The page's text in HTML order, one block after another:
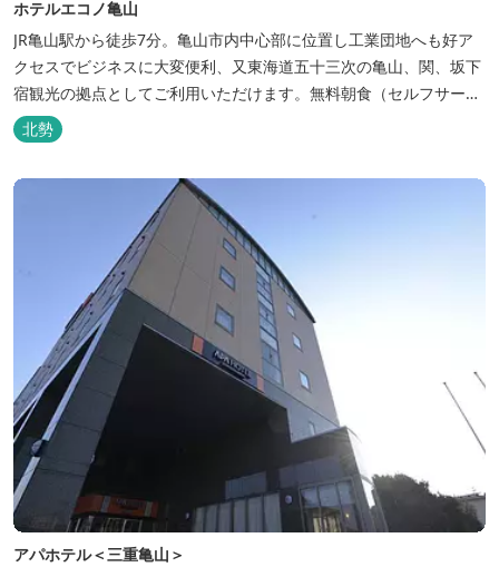
ホテルエコノ亀山
JR亀山駅から徒歩7分。亀山市内中心部に位置し工業団地へも好ア
クセスでビジネスに大変便利、又東海道五十三次の亀山、関、坂下
宿観光の拠点としてご利用いただけます。無料朝食（セルフサービ
ス）、無料駐車場付で低価格な高機能ホテルです。
北勢
アパホテル＜三重亀山＞